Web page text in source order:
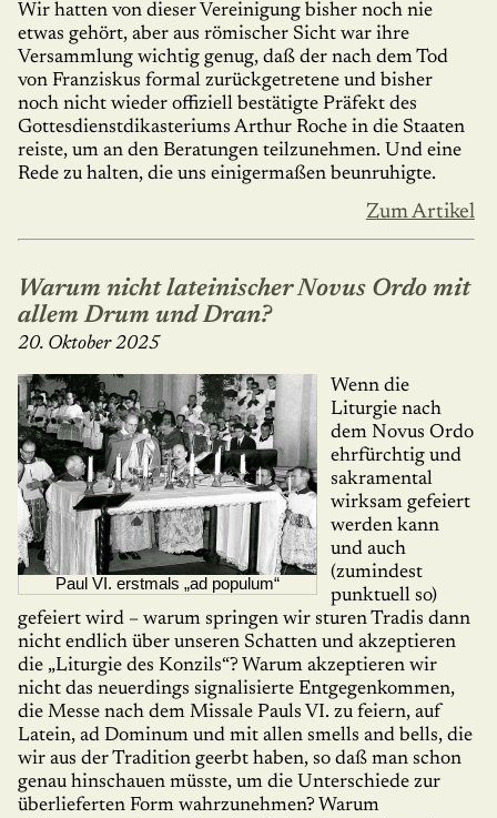
Wir hatten von dieser Vereinigung bisher noch nie
etwas gehört, aber aus römischer Sicht war ihre
Versammlung wichtig genug, daß der nach dem Tod
von Franziskus formal zu­rückgetretene und bisher
noch nicht wieder offiziell bestätigte Präfekt des
Gottes­dienst­dika­steriums Arthur Roche in die Staaten
reiste, um an den Beratungen teilzunehmen. Und eine
Rede zu halten, die uns einigermaßen beunruhigte.
Zum Artikel
Warum nicht lateinischer Novus Ordo mit
allem Drum und Dran?
20. Oktober 2025
Paul VI. erstmals „ad populum“
Wenn die
Liturgie nach
dem Novus Ordo
ehrfürchtig und
sakramental
wirksam gefeiert
werden kann
und auch
(zumindest
punktuell so)
gefeiert wird – warum springen wir sturen Tradis dann
nicht endlich über unseren Schatten und akzeptieren
die „Liturgie des Konzils“? Warum akzeptieren wir
nicht das neuerdings signalisierte Entge­gen­kom­men,
die Messe nach dem Missale Pauls VI. zu feiern, auf
Latein, ad Dominum und mit allen smells and bells, die
wir aus der Tra­di­ti­on ge­erbt haben, so daß man schon
genau hinschauen müsste, um die Unter­schiede zur
überlieferten Form wahrzunehmen? Warum